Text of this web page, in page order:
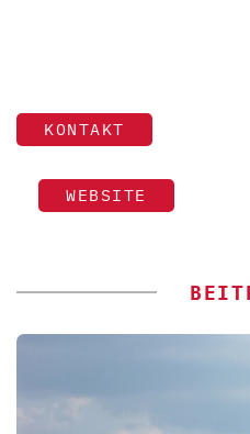
KONTAKT
WEBSITE